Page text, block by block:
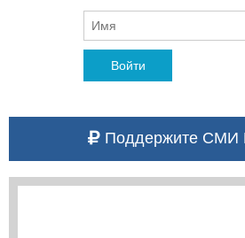
Войти
Поддержите СМИ